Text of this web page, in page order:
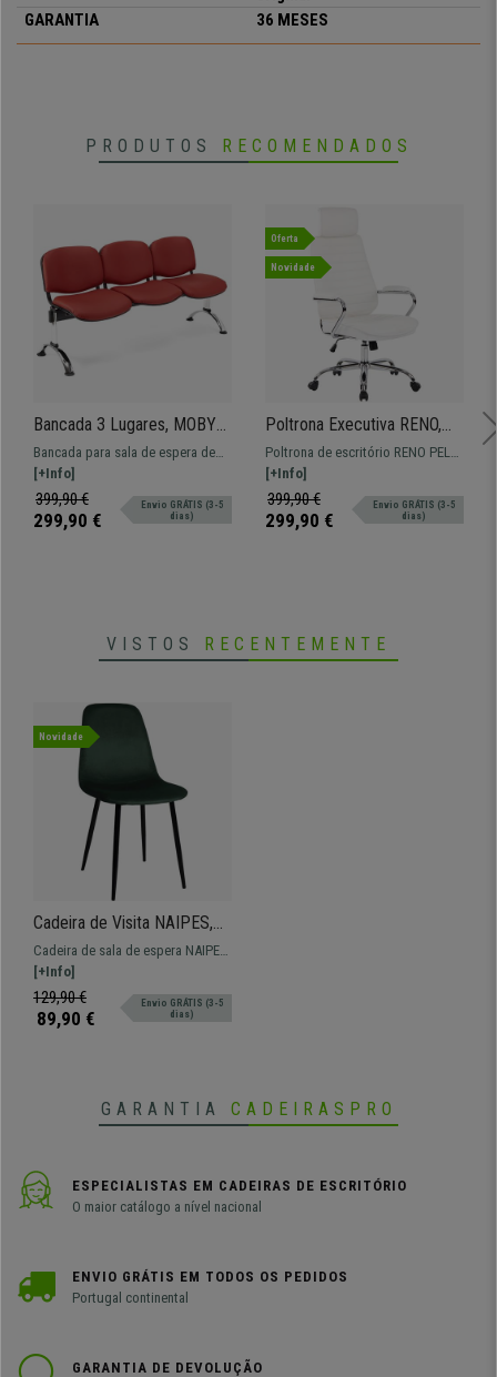
GARANTIA
36 MESES
PRODUTOS RECOMENDADOS
Bancada 3 Lugares, MOBY
PELE, Estructura Metálica,
Grande Acolchoado, Cor
Vermelho
Bancada para sala de espera de
158x50 cm com estructura
metálica e assentos forrados em
pele. Muito resistente, grande
comodidade. Disponível em várias
[+Info]
399,90 €
299,90 €
Envio GRÁTIS (3-5
dias)
Oferta
Novidade
Poltrona Executiva RENO,
Pele Verdadeira, Estrutura
Metálica, Cor Branco
Poltrona de escritório RENO PELE
VERDADEIRA. Estrutura metálica,
com assento e encosto
acolchoados.
[+Info]
399,90 €
299,90 €
Envio GRÁTIS (3-5
dias)
VISTOS RECENTEMENTE
Novidade
Cadeira de Visita NAIPES,
Estructura Metálica, Em
Veludo, Cor Verde
Cadeira de sala de espera NAIPES,
um modelo moderno ideal para
deixar as suas visitas
confortáveis!
[+Info]
129,90 €
89,90 €
Envio GRÁTIS (3-5
dias)
GARANTIA CADEIRASPRO
ESPECIALISTAS EM CADEIRAS DE ESCRITÓRIO
O maior catálogo a nível nacional
ENVIO GRÁTIS EM TODOS OS PEDIDOS
Portugal continental
GARANTIA DE DEVOLUÇÃO